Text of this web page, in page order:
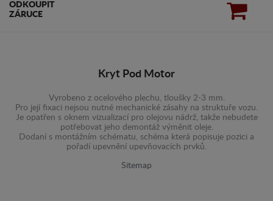
ODKOUPIT
ZÁRUCE
Kryt Pod Motor
Vyrobeno z ocelového plechu, tloušky 2-3 mm.
Pro její fixaci nejsou nutné mechanické zásahy na struktuře vozu.
Je opatřen s oknem vizualizací pro olejovu nádrž, takže nebudete
potřebovat jeho demontáž výměnit oleje.
Dodaní s montážním schématu, schéma která popisuje pozici a
pořadí upevnění upevňovacích prvků.
Sitemap